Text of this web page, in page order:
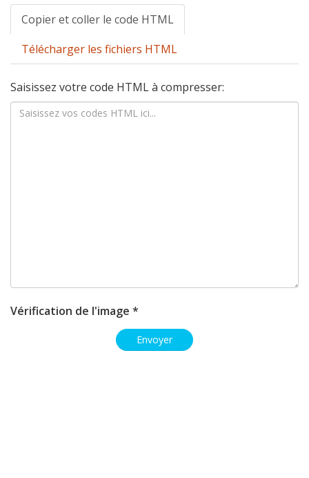
Copier et coller le code HTML
Télécharger les fichiers HTML
Saisissez votre code HTML à compresser:
Vérification de l'image *